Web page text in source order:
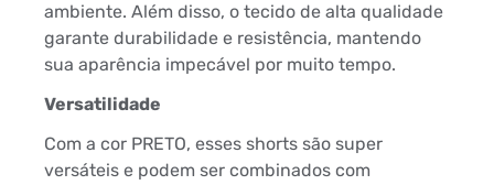
ambiente. Além disso, o tecido de alta qualidade
garante durabilidade e resistência, mantendo
sua aparência impecável por muito tempo.
Versatilidade
Com a cor PRETO, esses shorts são super
versáteis e podem ser combinados com